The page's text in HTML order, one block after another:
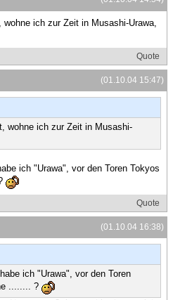
ich zur Zeit in Musashi-Urawa,
Quote
(01.10.04 15:47)
wohne ich zur Zeit in Musashi-
ich "Urawa", vor den Toren Tokyos
Quote
(01.10.04 16:38)
ich "Urawa", vor den Toren
........ ?